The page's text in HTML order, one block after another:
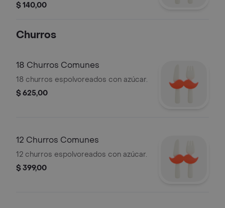
$ 140,00
Churros
18 Churros Comunes
18 churros espolvoreados con azúcar.
$ 625,00
12 Churros Comunes
12 churros espolvoreados con azúcar.
$ 399,00